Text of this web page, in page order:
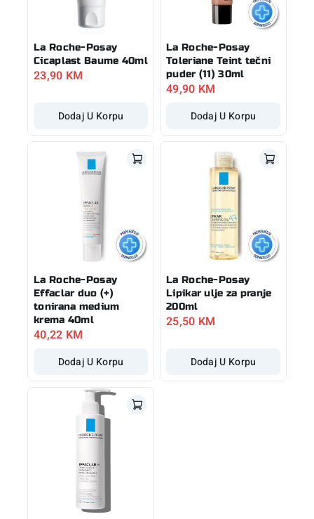
La Roche-Posay
Cicaplast Baume 40ml
23,90 KM
Dodaj U Korpu
La Roche-Posay
Toleriane Teint tečni
puder (11) 30ml
49,90 KM
Dodaj U Korpu
La Roche-Posay
Effaclar duo (+)
tonirana medium
krema 40ml
40,22 KM
Dodaj U Korpu
La Roche-Posay
Lipikar ulje za pranje
200ml
25,50 KM
Dodaj U Korpu